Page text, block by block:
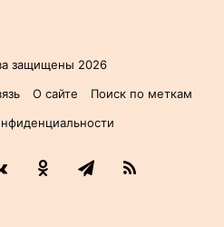
защищены 2026
О сайте
Поиск по меткам
vk.comОдноклассники
Telegram
RSS